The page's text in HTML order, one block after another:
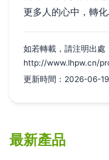
更多人的心中，轉化
如若轉載，請注明出處
http://www.lhpw.cn/
更新時間：2026-06-
最新產品